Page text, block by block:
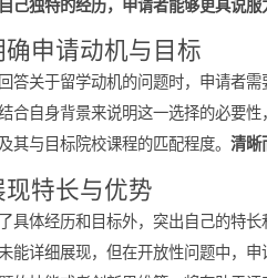
的影响。可以从学术、职业、志
现自己独特的经历，申请者能够更
明确申请动机与目标
在回答关于留学动机的问题时，
要结合自身背景来说明这一选择
想及其与目标院校课程的匹配程度
展现特长与优势